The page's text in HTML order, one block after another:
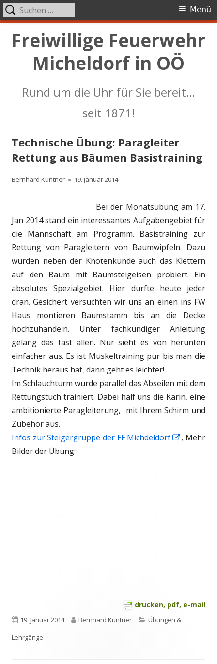
Freiwillige Feuerwehr
Micheldorf in OÖ
Rund um die Uhr für Sie bereit…
seit 1871!
Primäres
Menü
Menü
Suchen
nach:
Technische Übung: Paragleiter
Rettung aus Bäumen Basistraining
Autor
Bernhard Kuntner
Veröffentlicht
19. Januar 2014
Bei der Monatsübung am 17.
Jan 2014 stand ein interessantes Aufgabengebiet für
die Mannschaft am Programm. Basistraining zur
Rettung von Paragleitern von Baumwipfeln. Dazu
wurden neben der Knotenkunde auch das Klettern
auf den Baum mit Baumsteigeisen probiert. Ein
absolutes Spezialgebiet. Hier durfte heute jeder
dran. Gesichert versuchten wir uns an einen ins FW
Haus montieren Baumstamm bis an die Decke
hochzuhandeln. Unter fachkundiger Anleitung
gelang das fast allen. Nur sieht es von herunten
einfacher aus. Es ist Muskeltraining pur bis man die
Technik heraus hat, dann geht es leichter!
Im Schlauchturm wurde parallel das Abseilen mit dem
Rettungstuch trainiert. Dabei half uns die Karin, eine
ambitionierte Paragleiterung, mit Ihrem Schirm und
Zubehör aus.
Infos zur Steigergruppe der FF Michdeldorf
In
, Mehr
Bilder der Übung:
drucken, pdf, e-mail
Veröffentlicht
am
19. Januar 2014 Autor
Bernhard Kuntner Kategorien
Übungen &
Lehrgänge